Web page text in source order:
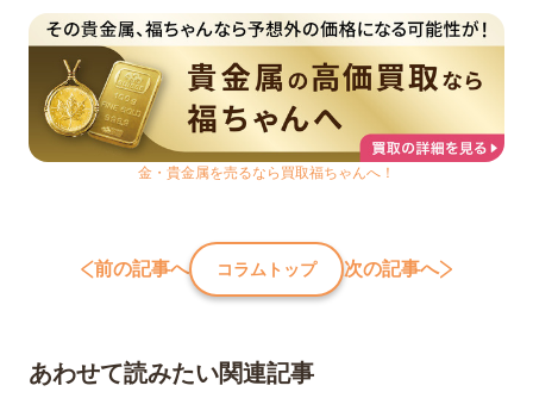
金・貴金属を売るなら買取福ちゃんへ！
前の記事へ コラムトップ 次の記事へ
あわせて読みたい関連記事